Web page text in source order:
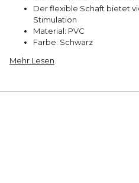
Der flexible Schaft bietet
Stimulation
Material: PVC
Farbe: Schwarz
Mehr Lesen